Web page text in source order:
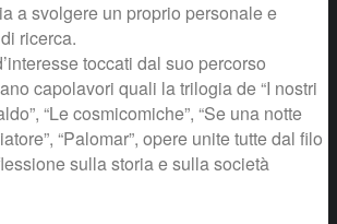
a svolgere un proprio personale e
ricerca.
toccati dal suo percorso
capolavori quali la trilogia de “I nostri
“Le cosmicomiche”, “Se una notte
“Palomar”, opere unite tutte dal filo
sulla storia e sulla società